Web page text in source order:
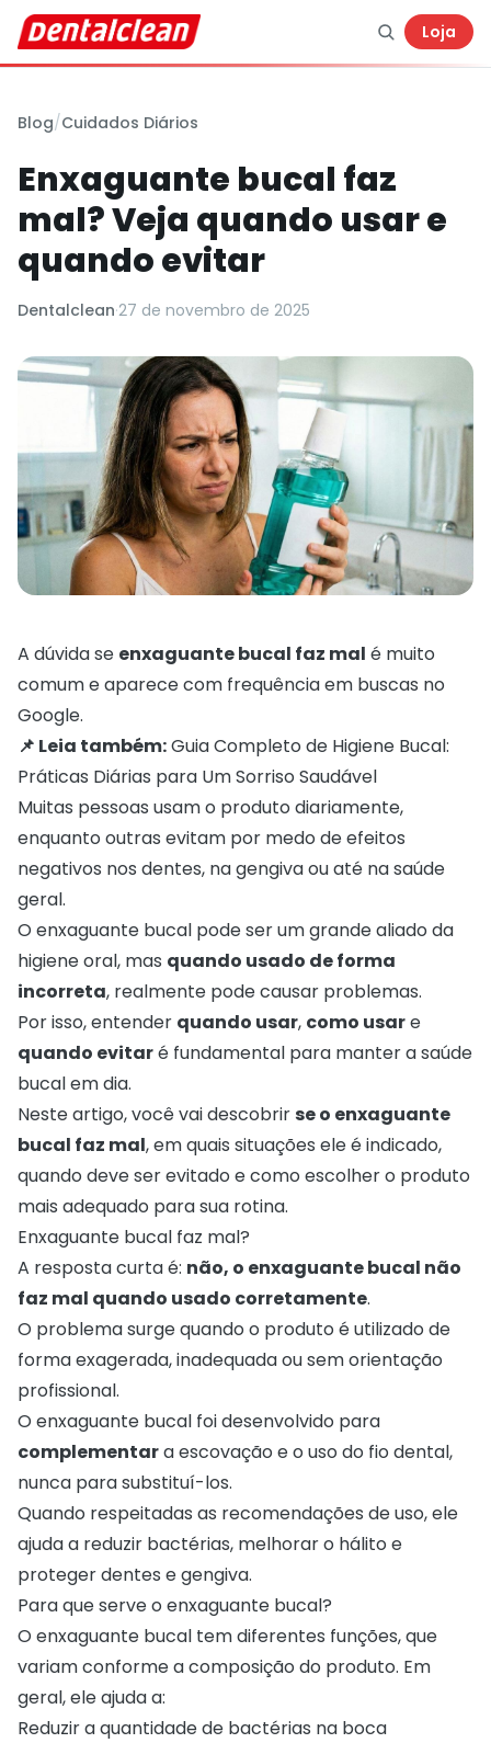
Loja
Blog/Cuidados Diários
Enxaguante bucal faz
mal? Veja quando usar e
quando evitar
Dentalclean·27 de novembro de 2025
A dúvida se enxaguante bucal faz mal é muito
comum e aparece com frequência em buscas no
Google.
📌 Leia também:Guia Completo de Higiene Bucal:
Práticas Diárias para Um Sorriso Saudável
Muitas pessoas usam o produto diariamente,
enquanto outras evitam por medo de efeitos
negativos nos dentes, na gengiva ou até na saúde
geral.
O enxaguante bucal pode ser um grande aliado da
higiene oral, mas quando usado de forma
incorreta, realmente pode causar problemas.
Por isso, entender quando usar, como usare
quando evitaré fundamental para manter a saúde
bucal em dia.
Neste artigo, você vai descobrirse o enxaguante
bucal faz mal, em quais situações ele é indicado,
quando deve ser evitado e como escolher o produto
mais adequado para sua rotina.
Enxaguante bucal faz mal?
A resposta curta é: não, o enxaguante bucal não
faz mal quando usado corretamente.
O problema surge quando o produto é utilizado de
forma exagerada, inadequada ou sem orientação
profissional.
O enxaguante bucal foi desenvolvido para
complementara escovação e o uso do fio dental,
nunca para substituí-los.
Quando respeitadas as recomendações de uso, ele
ajuda a reduzir bactérias, melhorar o hálito e
proteger dentes e gengiva.
Para que serve o enxaguante bucal?
O enxaguante bucal tem diferentes funções, que
variam conforme a composição do produto. Em
geral, ele ajuda a:
Reduzir a quantidade de bactérias na boca